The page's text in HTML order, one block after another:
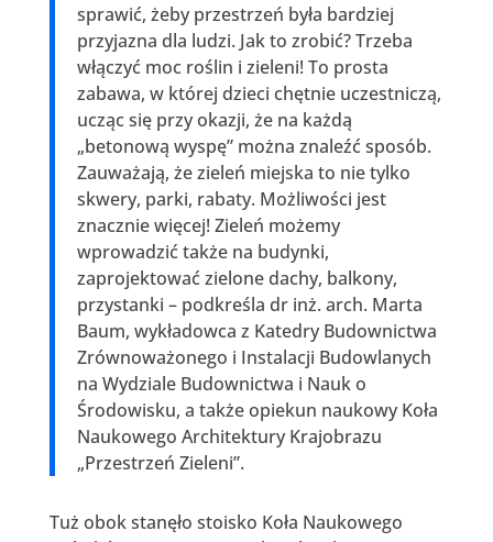
sprawić, żeby przestrzeń była bardziej
przyjazna dla ludzi. Jak to zrobić? Trzeba
włączyć moc roślin i zieleni! To prosta
zabawa, w której dzieci chętnie uczestniczą,
ucząc się przy okazji, że na każdą
„betonową wyspę” można znaleźć sposób.
Zauważają, że zieleń miejska to nie tylko
skwery, parki, rabaty. Możliwości jest
znacznie więcej! Zieleń możemy
wprowadzić także na budynki,
zaprojektować zielone dachy, balkony,
przystanki – podkreśla dr inż. arch. Marta
Baum, wykładowca z Katedry Budownictwa
Zrównoważonego i Instalacji Budowlanych
na Wydziale Budownictwa i Nauk o
Środowisku, a także opiekun naukowy Koła
Naukowego Architektury Krajobrazu
„Przestrzeń Zieleni”.
Tuż obok stanęło stoisko Koła Naukowego